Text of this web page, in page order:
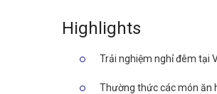
Highlights
Trải nghiệm nghỉ đêm tại
Thường thức các món ăn